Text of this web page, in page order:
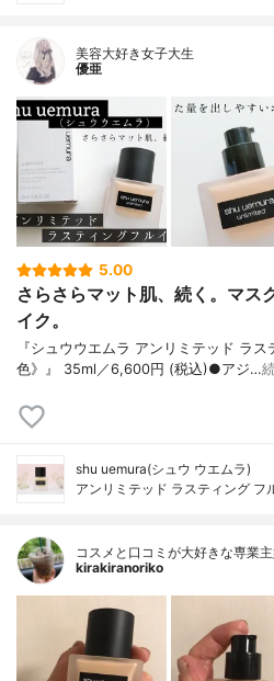
美容大好き女子大生
優亜
5.00
さらさらマット肌、続く。マス
イク。
『シュウウエムラ アンリミテッド ラ
色》』 35ml／6,600円 (税込)●アジ…
shu uemura(シュウ ウエムラ)
アンリミテッド ラスティング フ
コスメと口コミが大好きな専業
kirakiranoriko